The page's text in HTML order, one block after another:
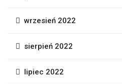
wrzesień 2022
sierpień 2022
lipiec 2022